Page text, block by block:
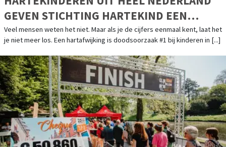
GEVEN STICHTING HARTEKIND EEN
GEZICHT
Veel mensen weten het niet. Maar als je de cijfers eenmaal kent, laat het
je niet meer los. Een hartafwijking is doodsoorzaak #1 bij kinderen in [...]